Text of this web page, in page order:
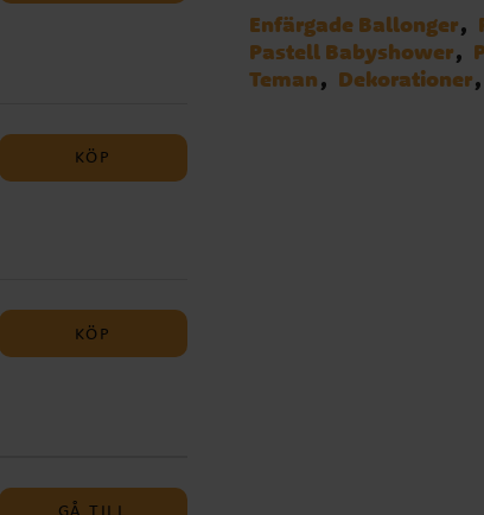
KÖP
KÖP
GÅ TILL
Enfärgade Ballonger
Pastell Babyshower
Teman
Dekorationer